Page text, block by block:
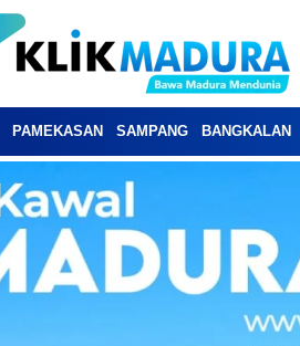
PAMEKASAN SAMPANG BANGKALAN